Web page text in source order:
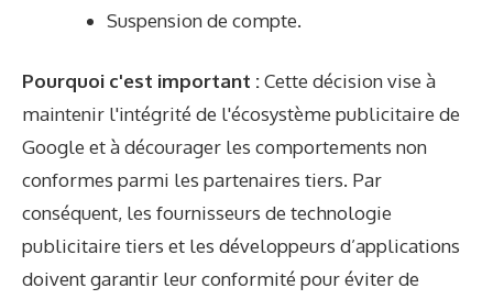
Suspension de compte.
Pourquoi c'est important :Cette décision vise à
maintenir l'intégrité de l'écosystème publicitaire de
Google et à décourager les comportements non
conformes parmi les partenaires tiers. Par
conséquent, les fournisseurs de technologie
publicitaire tiers et les développeurs d’applications
doivent garantir leur conformité pour éviter de